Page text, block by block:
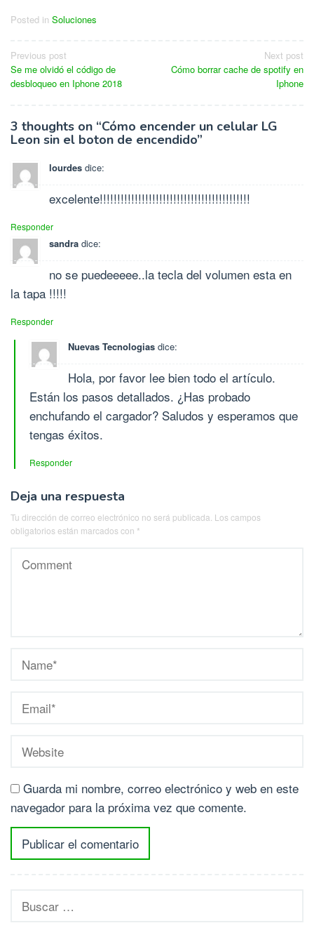
Posted in Soluciones
Navegación
de
entradas
Previous post
Se me olvidó el código de
desbloqueo en Iphone 2018
Next post
Cómo borrar cache de spotify en
Iphone
3 thoughts on “Cómo encender un celular LG
Leon sin el boton de encendido”
lourdes dice:
excelente!!!!!!!!!!!!!!!!!!!!!!!!!!!!!!!!!!!!!!!!!!!
Responder
sandra dice:
no se puedeeeee..la tecla del volumen esta en
la tapa !!!!!
Responder
Nuevas Tecnologias dice:
Hola, por favor lee bien todo el artículo.
Están los pasos detallados. ¿Has probado
enchufando el cargador? Saludos y esperamos que
tengas éxitos.
Responder
Deja una respuesta
Tu dirección de correo electrónico no será publicada. Los campos
obligatorios están marcados con *
Guarda mi nombre, correo electrónico y web en este
navegador para la próxima vez que comente.
Buscar: